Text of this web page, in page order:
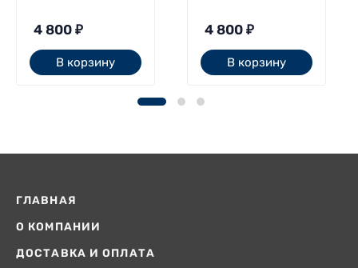
4 800 ₽
В корзину
4 800 ₽
В корзину
ГЛАВНАЯ
О КОМПАНИИ
ДОСТАВКА И ОПЛАТА